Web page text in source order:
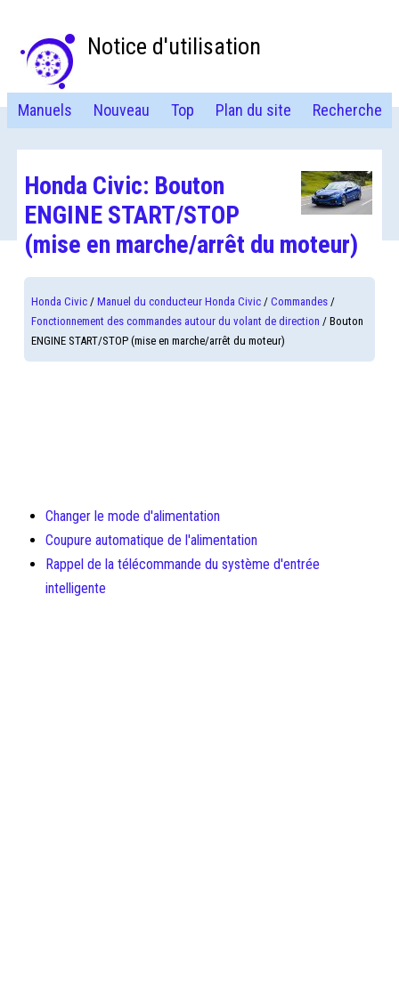
Notice d'utilisation
Manuels Nouveau Top Plan du site Recherche
Honda Civic: Bouton
ENGINE START/STOP
(mise en marche/arrêt du moteur)
Honda Civic /Manuel du conducteur Honda Civic /Commandes /
Fonctionnement des commandes autour du volant de direction / Bouton
ENGINE START/STOP (mise en marche/arrêt du moteur)
Changer le mode d'alimentation
Coupure automatique de l'alimentation
Rappel de la télécommande du système d'entrée
intelligente